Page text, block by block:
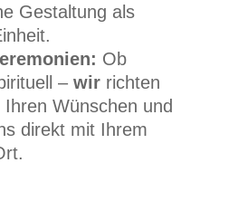
Gestaltung als
Ob
– wirrichten
Wünschen und
direkt mit Ihrem